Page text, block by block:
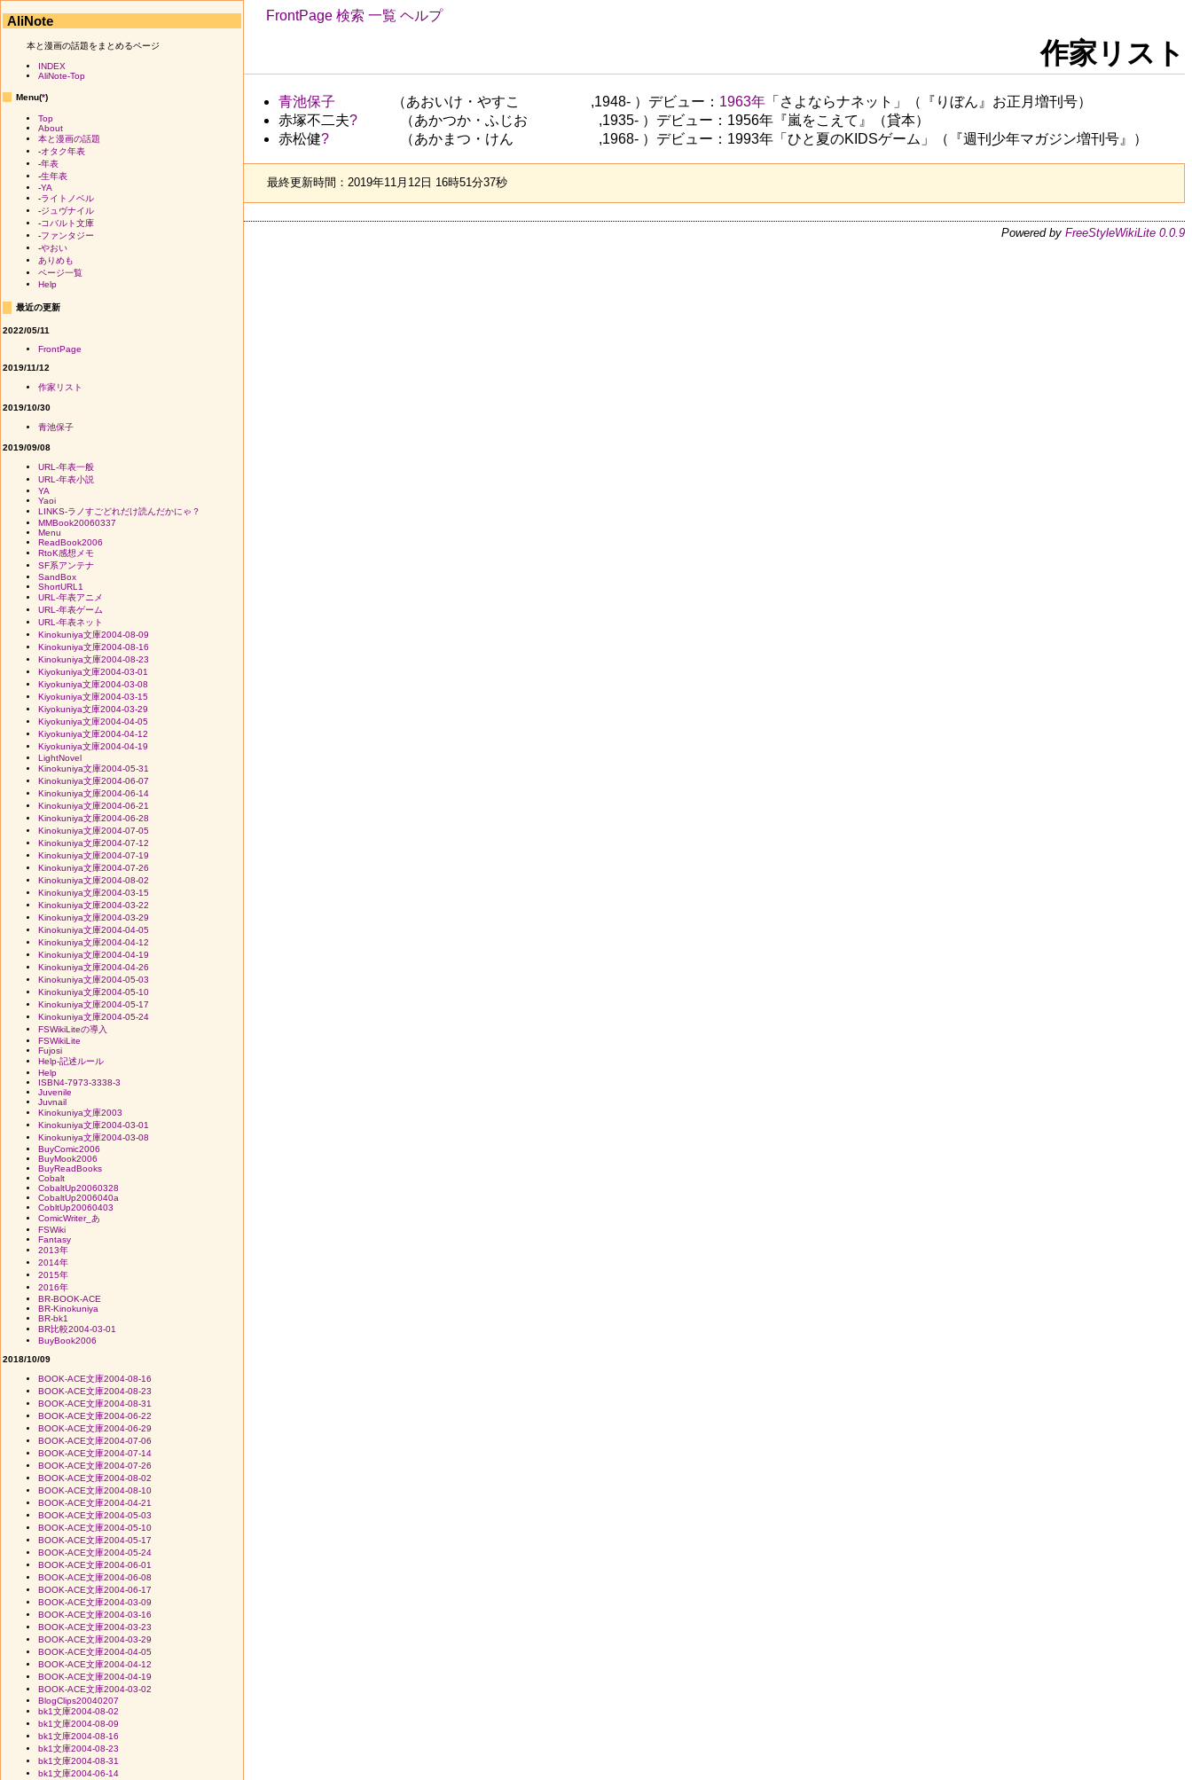
FrontPage 検索 一覧 ヘルプ
作家リスト
青池保子 （あおいけ・やすこ ,1948- ）デビュー： 1963年「さよならナネット」（『りぼん』お正月増刊号）
赤塚不二夫?（あかつか・ふじお ,1935- ）デビュー：1956年『嵐をこえて』（貸本）
赤松健?（あかまつ・けん ,1968- ）デビュー：1993年「ひと夏のKIDSゲーム」（『週刊少年マガジン増刊号』）
最終更新時間：2019年11月12日 16時51分37秒
Powered by FreeStyleWikiLite 0.0.9
AliNote
本と漫画の話題をまとめるページ
INDEX
AliNote-Top
Menu(*)
Top
About
本と漫画の話題
-オタク年表
-年表
-生年表
-YA
-ライトノベル
-ジュヴナイル
-コバルト文庫
-ファンタジー
-やおい
ありめも
ページ一覧
Help
最近の更新
2022/05/11
FrontPage
2019/11/12
作家リスト
2019/10/30
青池保子
2019/09/08
URL-年表一般
URL-年表小説
YA
Yaoi
LINKS-ラノすごどれだけ読んだかにゃ？
MMBook20060337
Menu
ReadBook2006
RtoK感想メモ
SF系アンテナ
SandBox
ShortURL1
URL-年表アニメ
URL-年表ゲーム
URL-年表ネット
Kinokuniya文庫2004-08-09
Kinokuniya文庫2004-08-16
Kinokuniya文庫2004-08-23
Kiyokuniya文庫2004-03-01
Kiyokuniya文庫2004-03-08
Kiyokuniya文庫2004-03-15
Kiyokuniya文庫2004-03-29
Kiyokuniya文庫2004-04-05
Kiyokuniya文庫2004-04-12
Kiyokuniya文庫2004-04-19
LightNovel
Kinokuniya文庫2004-05-31
Kinokuniya文庫2004-06-07
Kinokuniya文庫2004-06-14
Kinokuniya文庫2004-06-21
Kinokuniya文庫2004-06-28
Kinokuniya文庫2004-07-05
Kinokuniya文庫2004-07-12
Kinokuniya文庫2004-07-19
Kinokuniya文庫2004-07-26
Kinokuniya文庫2004-08-02
Kinokuniya文庫2004-03-15
Kinokuniya文庫2004-03-22
Kinokuniya文庫2004-03-29
Kinokuniya文庫2004-04-05
Kinokuniya文庫2004-04-12
Kinokuniya文庫2004-04-19
Kinokuniya文庫2004-04-26
Kinokuniya文庫2004-05-03
Kinokuniya文庫2004-05-10
Kinokuniya文庫2004-05-17
Kinokuniya文庫2004-05-24
FSWikiLiteの導入
FSWikiLite
Fujosi
Help-記述ルール
Help
ISBN4-7973-3338-3
Juvenile
Juvnail
Kinokuniya文庫2003
Kinokuniya文庫2004-03-01
Kinokuniya文庫2004-03-08
BuyComic2006
BuyMook2006
BuyReadBooks
Cobalt
CobaltUp20060328
CobaltUp2006040a
CobltUp20060403
ComicWriter_あ
FSWiki
Fantasy
2013年
2014年
2015年
2016年
BR-BOOK-ACE
BR-Kinokuniya
BR-bk1
BR比較2004-03-01
BuyBook2006
2018/10/09
BOOK-ACE文庫2004-08-16
BOOK-ACE文庫2004-08-23
BOOK-ACE文庫2004-08-31
BOOK-ACE文庫2004-06-22
BOOK-ACE文庫2004-06-29
BOOK-ACE文庫2004-07-06
BOOK-ACE文庫2004-07-14
BOOK-ACE文庫2004-07-26
BOOK-ACE文庫2004-08-02
BOOK-ACE文庫2004-08-10
BOOK-ACE文庫2004-04-21
BOOK-ACE文庫2004-05-03
BOOK-ACE文庫2004-05-10
BOOK-ACE文庫2004-05-17
BOOK-ACE文庫2004-05-24
BOOK-ACE文庫2004-06-01
BOOK-ACE文庫2004-06-08
BOOK-ACE文庫2004-06-17
BOOK-ACE文庫2004-03-09
BOOK-ACE文庫2004-03-16
BOOK-ACE文庫2004-03-23
BOOK-ACE文庫2004-03-29
BOOK-ACE文庫2004-04-05
BOOK-ACE文庫2004-04-12
BOOK-ACE文庫2004-04-19
BOOK-ACE文庫2004-03-02
BlogClips20040207
bk1文庫2004-08-02
bk1文庫2004-08-09
bk1文庫2004-08-16
bk1文庫2004-08-23
bk1文庫2004-08-31
bk1文庫2004-06-14